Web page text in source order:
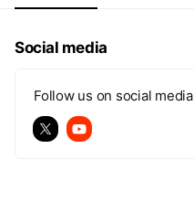
Social media
Follow us on social media